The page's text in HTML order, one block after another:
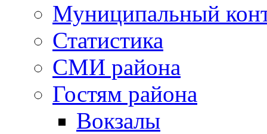
Муниципальный
Статистика
СМИ района
Гостям района
Вокзалы